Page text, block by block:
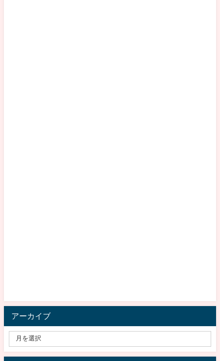
アーカイブ